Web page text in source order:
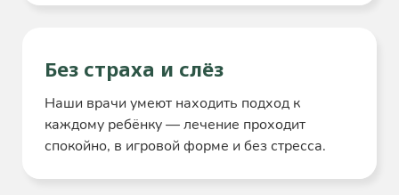
Без страха и слёз
Наши врачи умеют находить подход к
каждому ребёнку — лечение проходит
спокойно, в игровой форме и без стресса.